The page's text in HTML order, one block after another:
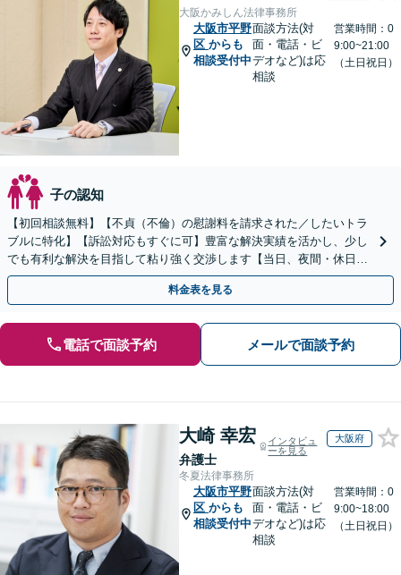
大阪かみしん法律事務所
大阪市平野
区 からも
相談受付中
面談方法(対
面・電話・ビ
デオなど)は応
相談
営業時間：0
9:00~21:00
（土日祝日）
子の認知
【初回相談無料】【不貞（不倫）の慰謝料を請求された／したいトラ
ブルに特化】【訴訟対応もすぐに可】豊富な解決実績を活かし、少し
でも有利な解決を目指して粘り強く交渉します【当日、夜間・休日相
談可】
料金表を見る
電話で面談予約 メールで面談予約
大崎 幸宏
弁護士
インタビュ
ーを見る
大阪府
冬夏法律事務所
大阪市平野
区 からも
相談受付中
面談方法(対
面・電話・ビ
デオなど)は応
相談
営業時間：0
9:00~18:00
（土日祝日）